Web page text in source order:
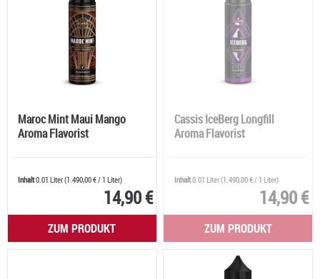
Maroc Mint Maui Mango
Aroma Flavorist
Inhalt0.01 Liter(1.490,00 €/ 1 Liter)
14,90 €
ZUM PRODUKT
Cassis IceBerg Longfill
Aroma Flavorist
Inhalt0.01 Liter(1.490,00 €/ 1 Liter)
14,90 €
ZUM PRODUKT